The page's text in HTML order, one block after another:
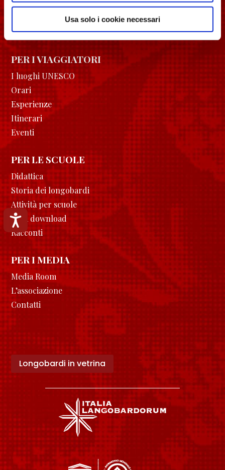
Usa solo i cookie necessari
Accessibilità
Cookie Policy
PER I VIAGGIATORI
I luoghi UNESCO
Orari
Esperienze
Itinerari
Eventi
PER LE SCUOLE
Didattica
Storia dei longobardi
Attività per scuole
Area download
Racconti
PER I MEDIA
Media Room
L’associazione
Contatti
Longobardi in vetrina